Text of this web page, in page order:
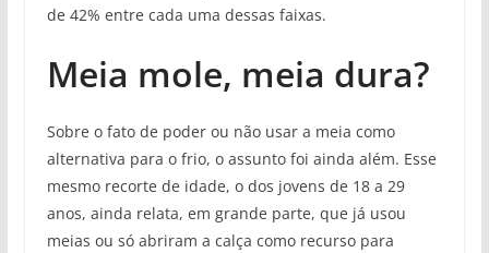
de 42% entre cada uma dessas faixas.
Meia mole, meia dura?
Sobre o fato de poder ou não usar a meia como
alternativa para o frio, o assunto foi ainda além. Esse
mesmo recorte de idade, o dos jovens de 18 a 29
anos, ainda relata, em grande parte, que já usou
meias ou só abriram a calça como recurso para